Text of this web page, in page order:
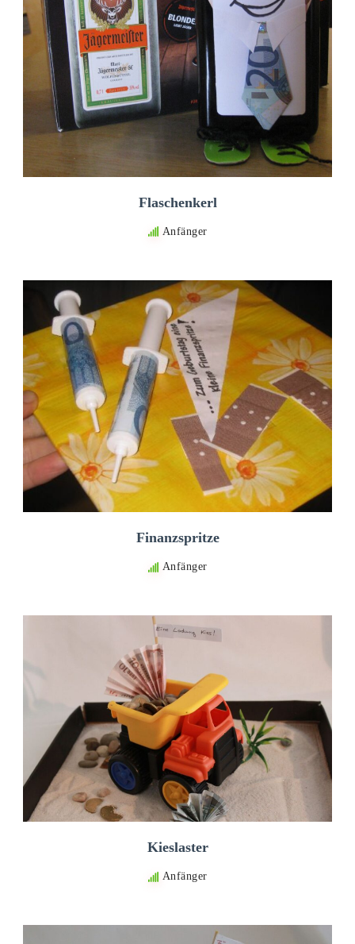
Flaschenkerl
Anfänger
Finanzspritze
Anfänger
Kieslaster
Anfänger